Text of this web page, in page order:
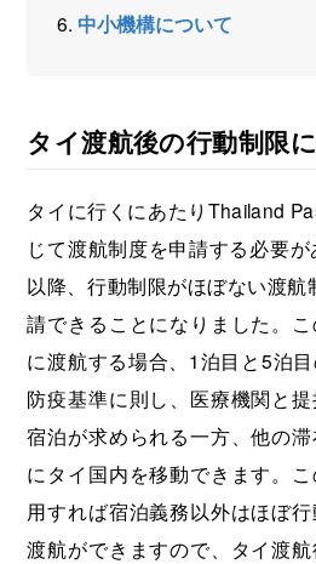
中小機構について
タイ渡航後の行動制限
タイに行くにあたりThailand
じて渡航制度を申請する必要
以降、行動制限がほぼない渡航
請できることになりました。
に渡航する場合、1泊目と5泊
防疫基準に則し、医療機関と
宿泊が求められる一方、他の
にタイ国内を移動できます。
用すれば宿泊義務以外はほぼ
渡航ができますので、タイ渡